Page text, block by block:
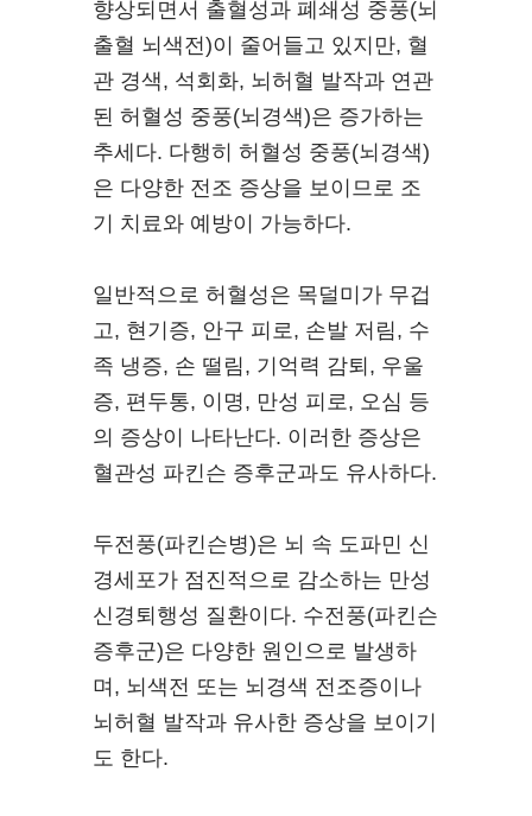
향상되면서 출혈성과 폐쇄성 중풍(뇌
출혈 뇌색전)이 줄어들고 있지만, 혈
관 경색, 석회화, 뇌허혈 발작과 연관
된 허혈성 중풍(뇌경색)은 증가하는
추세다. 다행히 허혈성 중풍(뇌경색)
은 다양한 전조 증상을 보이므로 조
기 치료와 예방이 가능하다.
일반적으로 허혈성은 목덜미가 무겁
고, 현기증, 안구 피로, 손발 저림, 수
족 냉증, 손 떨림, 기억력 감퇴, 우울
증, 편두통, 이명, 만성 피로, 오심 등
의 증상이 나타난다. 이러한 증상은
혈관성 파킨슨 증후군과도 유사하다.
두전풍(파킨슨병)은 뇌 속 도파민 신
경세포가 점진적으로 감소하는 만성
신경퇴행성 질환이다. 수전풍(파킨슨
증후군)은 다양한 원인으로 발생하
며, 뇌색전 또는 뇌경색 전조증이나
뇌허혈 발작과 유사한 증상을 보이기
도 한다.